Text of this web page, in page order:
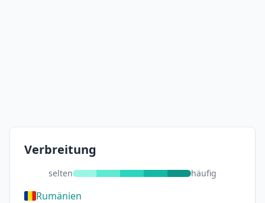
Verbreitung
selten häufig
Rumänien